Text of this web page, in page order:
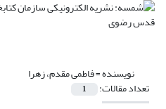
نویسنده =فاطمی مقدم، زهرا
تعداد مقالات: 1